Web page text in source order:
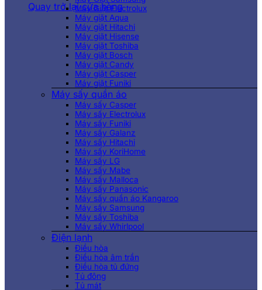
Quay trở lại cửa hàng
Máy Giặt Electrolux
Máy giặt Aqua
Máy giặt Hitachi
Máy giặt Hisense
Máy giặt Toshiba
Máy giặt Bosch
Máy giặt Candy
Máy giặt Casper
Máy giặt Funiki
Máy sấy quần áo
Máy sấy Casper
Máy sấy Electrolux
Máy sấy Funiki
Máy sấy Galanz
Máy sấy Hitachi
Máy sấy KoriHome
Máy sấy LG
Máy sấy Mabe
Máy sấy Malloca
Máy sấy Panasonic
Máy sấy quần áo Kangaroo
Máy sấy Samsung
Máy sấy Toshiba
Máy sấy Whirlpool
Điện lạnh
Điều hòa
Điều hòa âm trần
Điều hòa tủ đứng
Tủ đông
Tủ mát